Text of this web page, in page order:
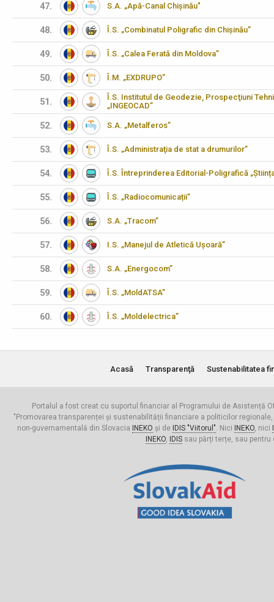
47. S.A. „Apă-Canal Chișinău"
48. Î.S. „Combinatul Poligrafic din Chișinău”
49. Î.S. „Calea Ferată din Moldova”
50. Î.M. „EXDRUPO”
51.
Î.S. Institutul de Geodezie, Prospecţiuni
„INGEOCAD”
52. S.A. „Metalferos”
53. Î.S. „Administraţia de stat a drumurilor”
54. Î.S. Întreprinderea Editorial-Poligrafică
55. Î.S. „Radiocomunicații”
56. S.A. „Tracom”
57. I.S. „Manejul de Atletică Ușoară”
58. S.A. „Energocom”
59. Î.S. „MoldATSA”
60. Î.S. „Moldelectrica”
Acasă Transparenţă Sustenabilitatea
Portalul a fost creat cu suportul financiar al Programului de Asistență
"Promovarea transparenței și sustenabilității financiare a politicilor
non-guvernamentală din Slovacia
INEKO și de IDIS "Viitorul". Nici INEKO, nici
INEKO, IDISsau părți terțe, sau pentru